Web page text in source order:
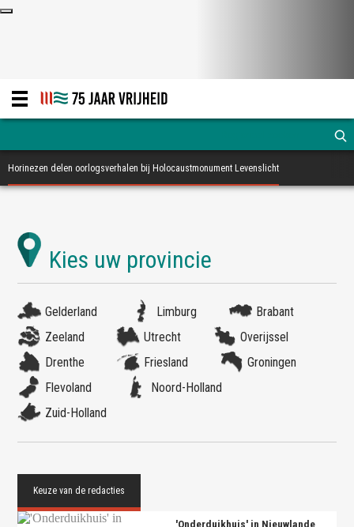
Horinezen delen oorlogsverhalen bij Holocaustmonument Levenslicht
Gelderland Limburg
Brabant
Zeeland
Utrecht
Overijssel
Drenthe
Friesland
Groningen
Flevoland
Noord-Holland
Zuid-Holland
'Onderduikhuis' in Nieuwlande